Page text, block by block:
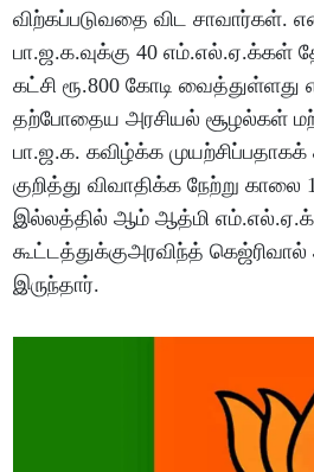
விற்கப்படுவதை விட சாவார்கள்.
பா.ஜ.க.வுக்கு 40
கட்சி ரூ.800 கோடி வைத்துள்ளது
தற்போதைய அரசியல் சூழல்கள்
பா.ஜ.க. கவிழ்க்க
குறித்து விவாதிக்க நேற்று
இல்லத்தில் ஆம் ஆத்மி
கூட்டத்துக்குஅரவிந்த் கெஜ்ரிவால்
இருந்தார்.